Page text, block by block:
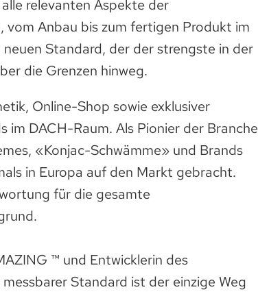
relevanten Aspekte der
Anbau bis zum fertigen Produkt im
Standard, der der strengste in der
die Grenzen hinweg.
Online-Shop sowie exklusiver
DACH-Raum. Als Pionier der Branche
«Konjac-Schwämme» und Brands
in Europa auf den Markt gebracht.
für die gesamte
™ und Entwicklerin des
Standard ist der einzige Weg